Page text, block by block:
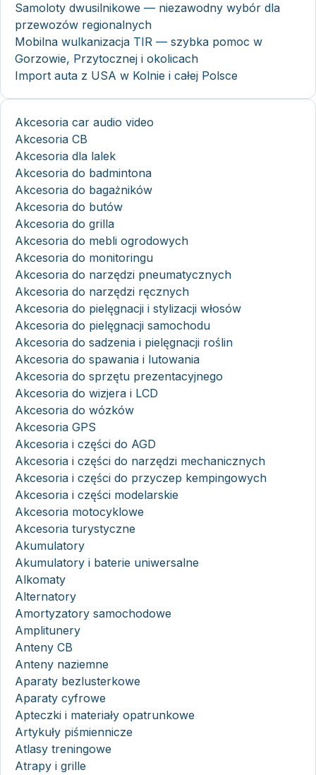
Samoloty dwusilnikowe — niezawodny wybór dla
przewozów regionalnych
Mobilna wulkanizacja TIR — szybka pomoc w
Gorzowie, Przytocznej i okolicach
Import auta z USA w Kolnie i całej Polsce
Akcesoria car audio video
Akcesoria CB
Akcesoria dla lalek
Akcesoria do badmintona
Akcesoria do bagażników
Akcesoria do butów
Akcesoria do grilla
Akcesoria do mebli ogrodowych
Akcesoria do monitoringu
Akcesoria do narzędzi pneumatycznych
Akcesoria do narzędzi ręcznych
Akcesoria do pielęgnacji i stylizacji włosów
Akcesoria do pielęgnacji samochodu
Akcesoria do sadzenia i pielęgnacji roślin
Akcesoria do spawania i lutowania
Akcesoria do sprzętu prezentacyjnego
Akcesoria do wizjera i LCD
Akcesoria do wózków
Akcesoria GPS
Akcesoria i części do AGD
Akcesoria i części do narzędzi mechanicznych
Akcesoria i części do przyczep kempingowych
Akcesoria i części modelarskie
Akcesoria motocyklowe
Akcesoria turystyczne
Akumulatory
Akumulatory i baterie uniwersalne
Alkomaty
Alternatory
Amortyzatory samochodowe
Amplitunery
Anteny CB
Anteny naziemne
Aparaty bezlusterkowe
Aparaty cyfrowe
Apteczki i materiały opatrunkowe
Artykuły piśmiennicze
Atlasy treningowe
Atrapy i grille